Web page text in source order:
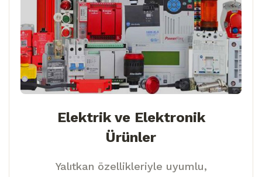
Elektrik ve Elektronik
Ürünler
Yalıtkan özellikleriyle uyumlu,